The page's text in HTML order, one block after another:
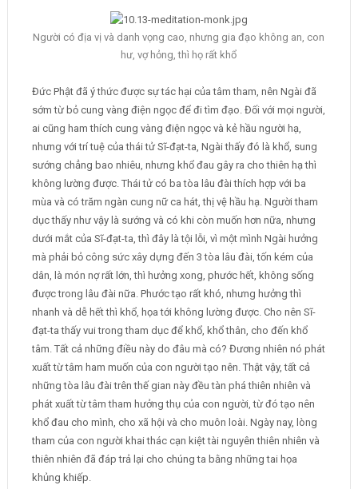
Người có địa vị và danh vọng cao, nhưng gia đạo không an, con
hư, vợ hỏng, thì họ rất khổ
Đức Phật đã ý thức được sự tác hại của tâm tham, nên Ngài đã
sớm từ bỏ cung vàng điện ngọc để đi tìm đạo. Đối với mọi người,
ai cũng ham thích cung vàng điện ngọc và kẻ hầu người hạ,
nhưng với trí tuệ của thái tử Sĩ-đạt-ta, Ngài thấy đó là khổ, sung
sướng chẳng bao nhiêu, nhưng khổ đau gây ra cho thiên hạ thì
không lường được. Thái tử có ba tòa lâu đài thích hợp với ba
mùa và có trăm ngàn cung nữ ca hát, thị vệ hầu hạ. Người tham
dục thấy như vậy là sướng và có khi còn muốn hơn nữa, nhưng
dưới mắt của Sĩ-đạt-ta, thì đây là tội lỗi, vì một mình Ngài hưởng
mà phải bỏ công sức xây dựng đến 3 tòa lâu đài, tốn kém của
dân, là món nợ rất lớn, thì hưởng xong, phước hết, không sống
được trong lâu đài nữa. Phước tạo rất khó, nhưng hưởng thì
nhanh và dễ hết thì khổ, họa tới không lường được. Cho nên Sĩ-
đạt-ta thấy vui trong tham dục để khổ, khổ thân, cho đến khổ
tâm. Tất cả những điều này do đâu mà có? Đương nhiên nó phát
xuất từ tâm ham muốn của con người tạo nên. Thật vậy, tất cả
những tòa lâu đài trên thế gian này đều tàn phá thiên nhiên và
phát xuất từ tâm tham hưởng thụ của con người, từ đó tạo nên
khổ đau cho mình, cho xã hội và cho muôn loài. Ngày nay, lòng
tham của con người khai thác cạn kiệt tài nguyên thiên nhiên và
thiên nhiên đã đáp trả lại cho chúng ta bằng những tai họa
khủng khiếp.